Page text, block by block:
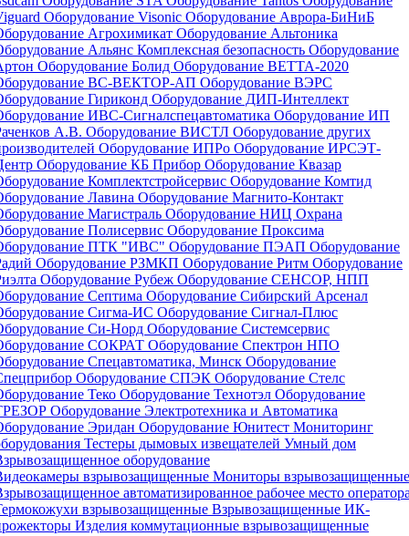
Оборудование Visonic Оборудование Аврора-БиНиБ
Агрохимикат Оборудование Альтоника
Альянс Комплексная безопасность Оборудование
Оборудование Болид Оборудование ВЕТТА-2020
ВС-ВЕКТОР-АП Оборудование ВЭРС
Гириконд Оборудование ДИП-Интеллект
ИВС-Сигналспецавтоматика Оборудование ИП
А.В. Оборудование ВИСТЛ Оборудование других
Оборудование ИПРо Оборудование ИРСЭТ-
Оборудование КБ Прибор Оборудование Квазар
Комплектстройсервис Оборудование Комтид
Лавина Оборудование Магнито-Контакт
Магистраль Оборудование НИЦ Охрана
Полисервис Оборудование Проксима
ПТК "ИВС" Оборудование ПЭАП Оборудование
Оборудование РЗМКП Оборудование Ритм Оборудование
Оборудование Рубеж Оборудование СЕНСОР, НПП
Септима Оборудование Сибирский Арсенал
Сигма-ИС Оборудование Сигнал-Плюс
Си-Норд Оборудование Системсервис
СОКРАТ Оборудование Спектрон НПО
Спецавтоматика, Минск Оборудование
Оборудование СПЭК Оборудование Стелс
Теко Оборудование Технотэл Оборудование
Оборудование Электротехника и Автоматика
Эридан Оборудование Юнитест Мониторинг
Тестеры дымовых извещателей Умный дом
оборудование
взрывозащищенные Мониторы взрывозащищенные
автоматизированное рабочее место
взрывозащищенные Взрывозащищенные ИК-
Изделия коммутационные взрывозащищенные